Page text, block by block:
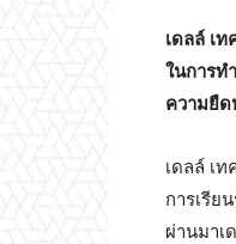
เดลล์ เ
ในการท
ความยืด
เดลล์ เ
การเรีย
ผ่านมาเ